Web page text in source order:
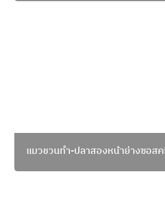
แมวชวนทำ-ปลาสองหน้าย่างซอส